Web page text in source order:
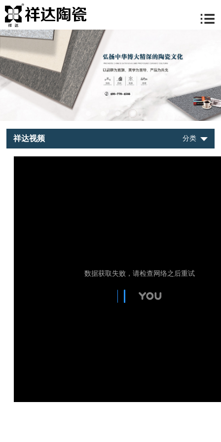
祥达视频 分类